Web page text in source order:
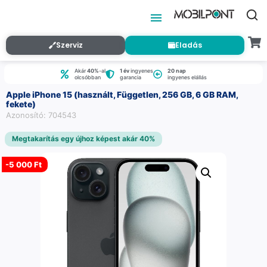
Szerviz Eladás
Akár40%-al
olcsóbban
1 évingyenes
garancia
20 nap
ingyenes elállás
Apple iPhone 15 (használt, Független, 256 GB, 6 GB RAM,
fekete)
Azonosító: 704543
Megtakarítás egy újhoz képest akár 40%
-5 000 Ft